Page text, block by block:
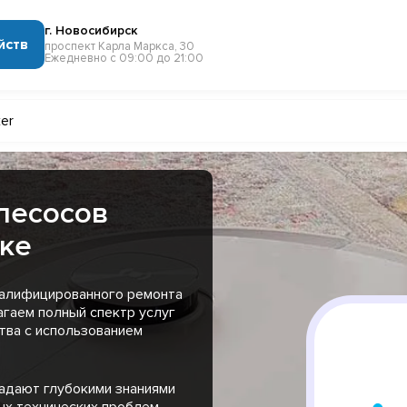
г. Новосибирск
проспект Карла Маркса, 30
Ежедневно с 09:00 до 21:00
ремонта
полный спектр услуг
с использованием
глубокими знаниями